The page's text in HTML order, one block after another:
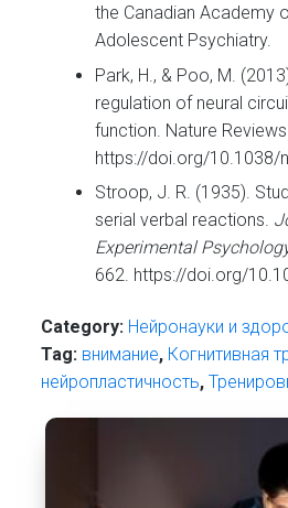
the Canadian Academy
Adolescent Psychiatry.
Park, H., & Poo, M.
regulation of neural
function. Nature
https://doi.org/10.1038/
Stroop, J. R. (1935).
serial verbal reactions.
Experimental
662. https://doi.org/
Category: Нейронауки и
Tag: внимание, Когнитивная
нейропластичность,